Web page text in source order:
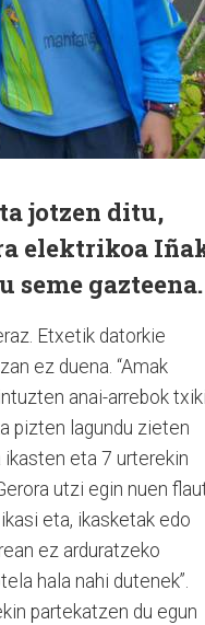
jotzen ditu,
elektrikoa
seme gazteena.
Etxetik datorkie
ez duena. “Amak
anai-arrebok
pizten lagundu zieten
eta 7 urterekin
utzi egin nuen
eta, ikasketak edo
ez arduratzeko
hala nahi dutenek”.
partekatzen du egun